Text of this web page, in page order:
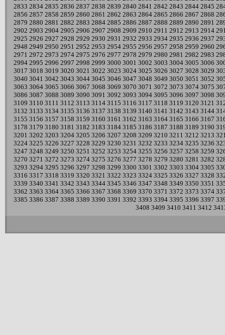
2833 2834 2835 2836 2837 2838 2839 2840 2841 2842 2843 2844 2845
2856 2857 2858 2859 2860 2861 2862 2863 2864 2865 2866 2867 2868
2879 2880 2881 2882 2883 2884 2885 2886 2887 2888 2889 2890 2891
2902 2903 2904 2905 2906 2907 2908 2909 2910 2911 2912 2913 2914
2925 2926 2927 2928 2929 2930 2931 2932 2933 2934 2935 2936 2937
2948 2949 2950 2951 2952 2953 2954 2955 2956 2957 2958 2959 2960
2971 2972 2973 2974 2975 2976 2977 2978 2979 2980 2981 2982 2983
2994 2995 2996 2997 2998 2999 3000 3001 3002 3003 3004 3005 3006
3017 3018 3019 3020 3021 3022 3023 3024 3025 3026 3027 3028 3029
3040 3041 3042 3043 3044 3045 3046 3047 3048 3049 3050 3051 3052
3063 3064 3065 3066 3067 3068 3069 3070 3071 3072 3073 3074 3075
3086 3087 3088 3089 3090 3091 3092 3093 3094 3095 3096 3097 3098
3109 3110 3111 3112 3113 3114 3115 3116 3117 3118 3119 3120 3121
3132 3133 3134 3135 3136 3137 3138 3139 3140 3141 3142 3143 3144
3155 3156 3157 3158 3159 3160 3161 3162 3163 3164 3165 3166 3167
3178 3179 3180 3181 3182 3183 3184 3185 3186 3187 3188 3189 3190
3201 3202 3203 3204 3205 3206 3207 3208 3209 3210 3211 3212 3213
3224 3225 3226 3227 3228 3229 3230 3231 3232 3233 3234 3235 3236
3247 3248 3249 3250 3251 3252 3253 3254 3255 3256 3257 3258 3259
3270 3271 3272 3273 3274 3275 3276 3277 3278 3279 3280 3281 3282
3293 3294 3295 3296 3297 3298 3299 3300 3301 3302 3303 3304 3305
3316 3317 3318 3319 3320 3321 3322 3323 3324 3325 3326 3327 3328
3339 3340 3341 3342 3343 3344 3345 3346 3347 3348 3349 3350 3351
3362 3363 3364 3365 3366 3367 3368 3369 3370 3371 3372 3373 3374
3385 3386 3387 3388 3389 3390 3391 3392 3393 3394 3395 3396 3397
3408 3409 3410 3411 3412